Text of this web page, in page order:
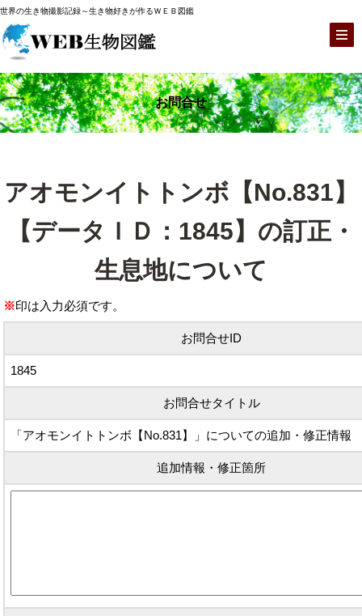
世界の生き物撮影記録～生き物好きが作るＷＥＢ図鑑
お問合せ
アオモンイトトンボ【No.831】
【データＩＤ：1845】の訂正・
生息地について
※印は入力必須です。
お問合せID
1845
お問合せタイトル
「アオモンイトトンボ【No.831】」についての追加・修正情報
追加情報・修正箇所